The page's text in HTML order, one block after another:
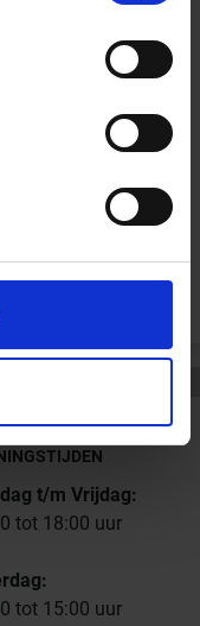
t/m Vrijdag:
tot 18:00 uur
tot 15:00 uur